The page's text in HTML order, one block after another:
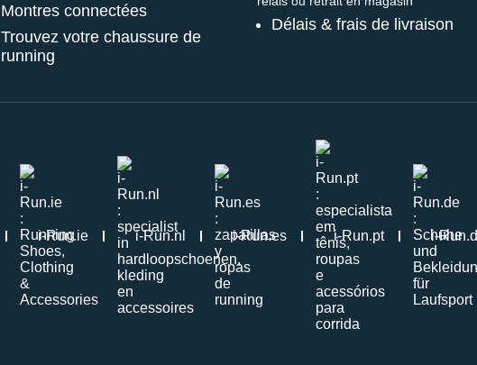
Délais & frais de livraison
Montres connectées
Trouvez votre chaussure de
running
i-Run.ie i-Run.nl i-Run.es i-Run.pt i-